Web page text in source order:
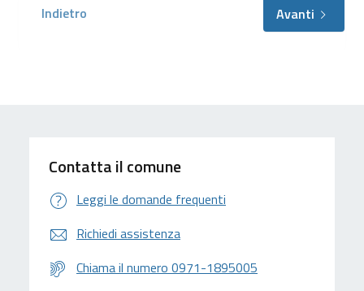
Indietro Avanti
Contatta il comune
Leggi le domande frequenti
Richiedi assistenza
Chiama il numero 0971-1895005